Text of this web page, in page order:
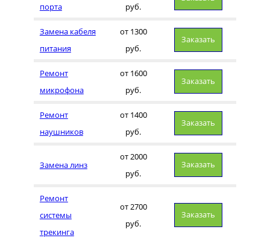
порта
руб.
Замена кабеля
питания
от 1300
руб.
Заказать
Ремонт
микрофона
от 1600
руб.
Заказать
Ремонт
наушников
от 1400
руб.
Заказать
Замена линз
от 2000
руб.
Заказать
Ремонт
системы
трекинга
от 2700
руб.
Заказать